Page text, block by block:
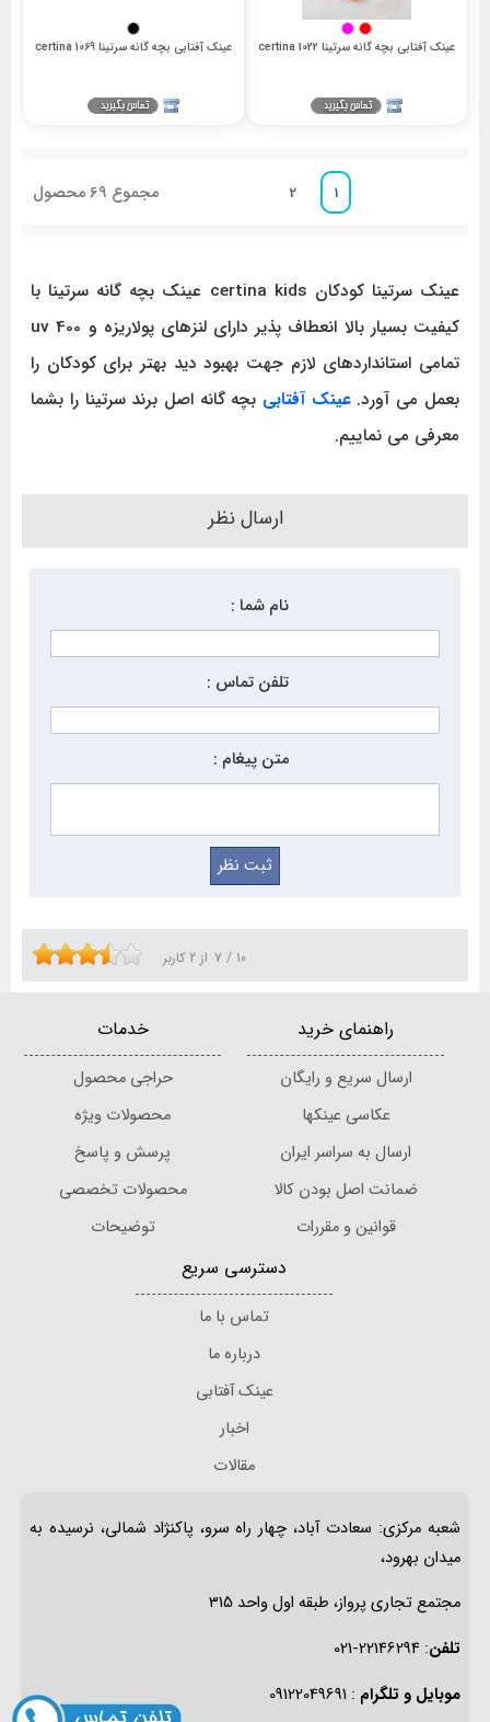
عینک آفتابی بچه گانه سرتینا 1022 certina عینک آفتابی بچه گانه سرتینا 1069 certina
1
2 مجموع 69محصول
عینک سرتینا کودکان certina kids عینک بچه گانه سرتینا با
کیفیت بسیار بالا انعطاف پذیر دارای لنزهای پولاریزه و uv 400
تمامی استانداردهای لازم جهت بهبود دید بهتر برای کودکان را
بعمل می آورد.عینک آفتابی بچه گانه اصل برند سرتینا را بشما
معرفی می نماییم.
ارسال نظر
نام شما :
تلفن تماس :
متن پیغام :
7 / 10 از 2 کاربر
راهنمای خرید
ارسال سریع و رایگان
عکاسی عینکها
ارسال به سراسر ایران
ضمانت اصل بودن کالا
قوانین و مقررات
خدمات
حراجی محصول
محصولات ویژه
پرسش و پاسخ
محصولات تخصصی
توضیحات
دسترسی سریع
تماس با ما
درباره ما
عینک آفتابی
اخبار
مقالات
شعبه مرکزی: سعادت آباد، چهار راه سرو، پاکنژاد شمالی، نرسیده به
میدان بهرود،
مجتمع تجاری پرواز، طبقه اول واحد 315
تلفن: 22146294-021
موبایل و تلگرام : 09122049691